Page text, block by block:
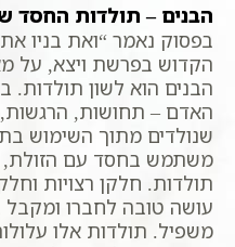
הבנים – תולדות החסד
בפסוק נאמר “ואת בניו
הקדוש בפרשת ויצא, על
הבנים הוא לשון תולדות.
האדם – תחושות, הרגשות,
שנולדים מתוך השימוש
משתמש בחסד עם הזולת,
תולדות. חלקן רצויות
עושה טובה לחברו ומקבל
משפיל. תולדות אלו